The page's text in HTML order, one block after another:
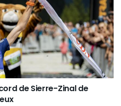
de Sierre-Zinal de